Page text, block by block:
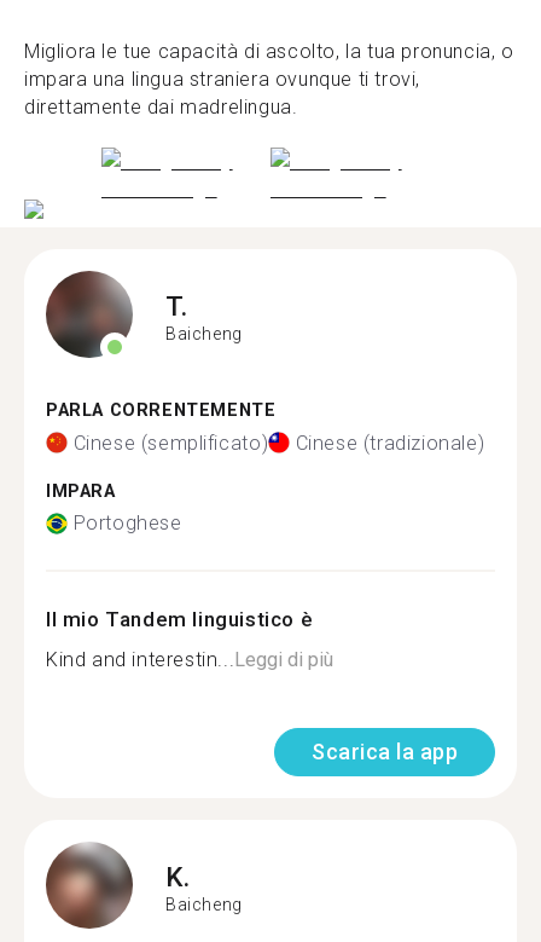
Migliora le tue capacità di ascolto, la tua pronuncia, o
impara una lingua straniera ovunque ti trovi,
direttamente dai madrelingua.
T.
Baicheng
PARLA CORRENTEMENTE
Cinese (semplificato) Cinese (tradizionale)
IMPARA
Portoghese
Il mio Tandem linguistico è
Kind and interestin...Leggi di più
Scarica la app
K.
Baicheng